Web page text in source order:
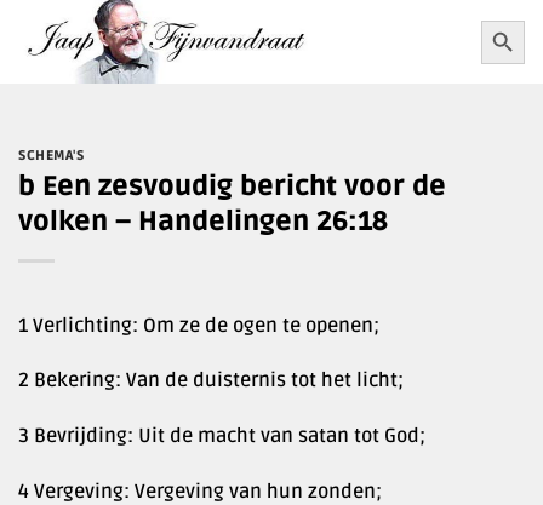
naar
Zoek
naar:
SCHEMA'S
b Een zesvoudig bericht voor de
volken – Handelingen 26:18
1 Verlichting: Om ze de ogen te openen;
2 Bekering: Van de duisternis tot het licht;
3 Bevrijding: Uit de macht van satan tot God;
4 Vergeving: Vergeving van hun zonden;